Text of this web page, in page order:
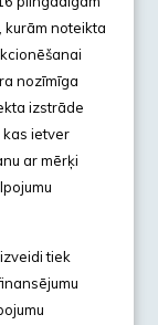
kurām noteikta
nozīmīga
izstrāde
kas ietver
ar mērķi
tiek